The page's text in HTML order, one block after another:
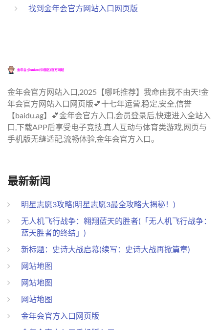
找到金年会官方网站入口网页版
金年会官方网站入口,2025【哪吒推荐】我命由我不由天!金
年会官方网站入口网页版💕十七年运营,稳定,安全,信誉
【baidu.ag】💕金年会官方入口,会员登录后,快速进入全站入
口,下载APP后享受电子竞技,真人互动与体育类游戏,网页与
手机版无缝适配,流畅体验,金年会官方入口。
最新新闻
明星志愿3攻略(明星志愿3最全攻略大揭秘！)
无人机飞行战争：翱翔蓝天的胜者(「无人机飞行战争：
蓝天胜者的终结」)
新标题：史诗大战启幕(续写：史诗大战再掀篇章)
网站地图
网站地图
网站地图
金年会官方入口网页版